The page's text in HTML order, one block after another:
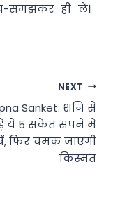
समझकर ही लें।
NEXT
Sanket: शनि से
ये 5 संकेत सपने में
फिर चमक जाएगी
किस्मत